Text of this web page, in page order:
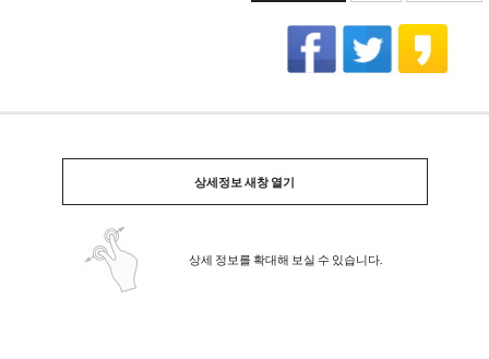
상세정보 새창 열기
상세 정보를 확대해 보실 수 있습니다.